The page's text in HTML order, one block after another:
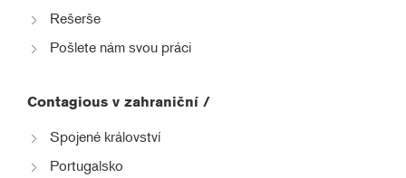
Rešerše
Pošlete nám svou práci
Contagious v zahraniční /
Spojené království
Portugalsko